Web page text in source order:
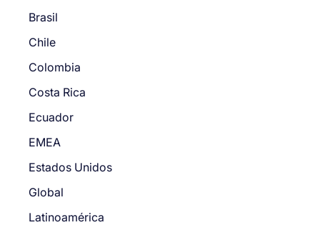
Brasil
Chile
Colombia
Costa Rica
Ecuador
EMEA
Estados Unidos
Global
Latinoamérica